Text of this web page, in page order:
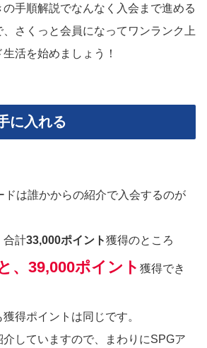
手順解説でなんなく入会まで進める
さくっと会員になってワンランク上
活を始めましょう！
に入れる
ドは誰かからの紹介で入会するのが
合計33,000ポイント獲得のところ
、39,000ポイント 獲得でき
得ポイントは同じです。
していますので、まわりにSPGア